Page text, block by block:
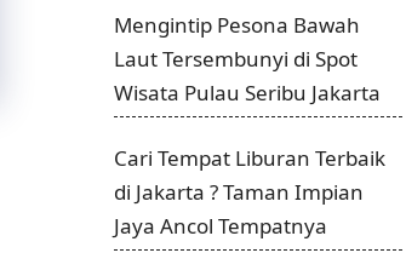
Mengintip Pesona Bawah
Laut Tersembunyi di Spot
Wisata Pulau Seribu Jakarta
Cari Tempat Liburan Terbaik
di Jakarta ? Taman Impian
Jaya Ancol Tempatnya